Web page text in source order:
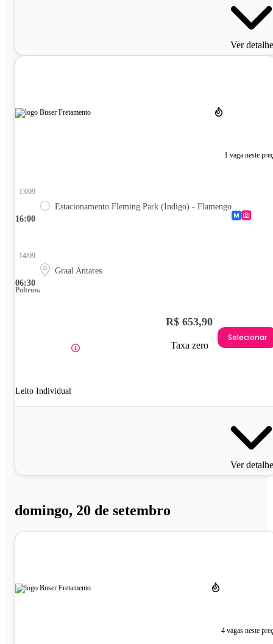
Ver
1 vaga neste
16:00
13/09
Estacionamento Fleming Park (Indigo) - Flamengo
06:30
14/09
Graal Antares
Poltrona
Leito Individual
R$ 653,90
Taxa zero
Selecionar
Ver
domingo, 20 de setembro
4 vagas neste